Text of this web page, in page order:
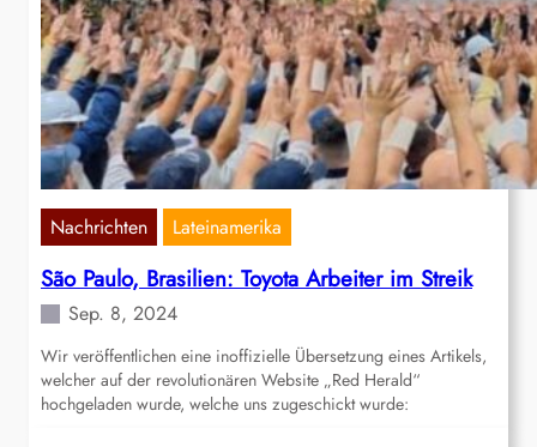
Nachrichten Lateinamerika
São Paulo, Brasilien: Toyota Arbeiter im Streik
Sep. 8, 2024
Wir veröffentlichen eine inoffizielle Übersetzung eines Artikels,
welcher auf der revolutionären Website „Red Herald“
hochgeladen wurde, welche uns zugeschickt wurde: